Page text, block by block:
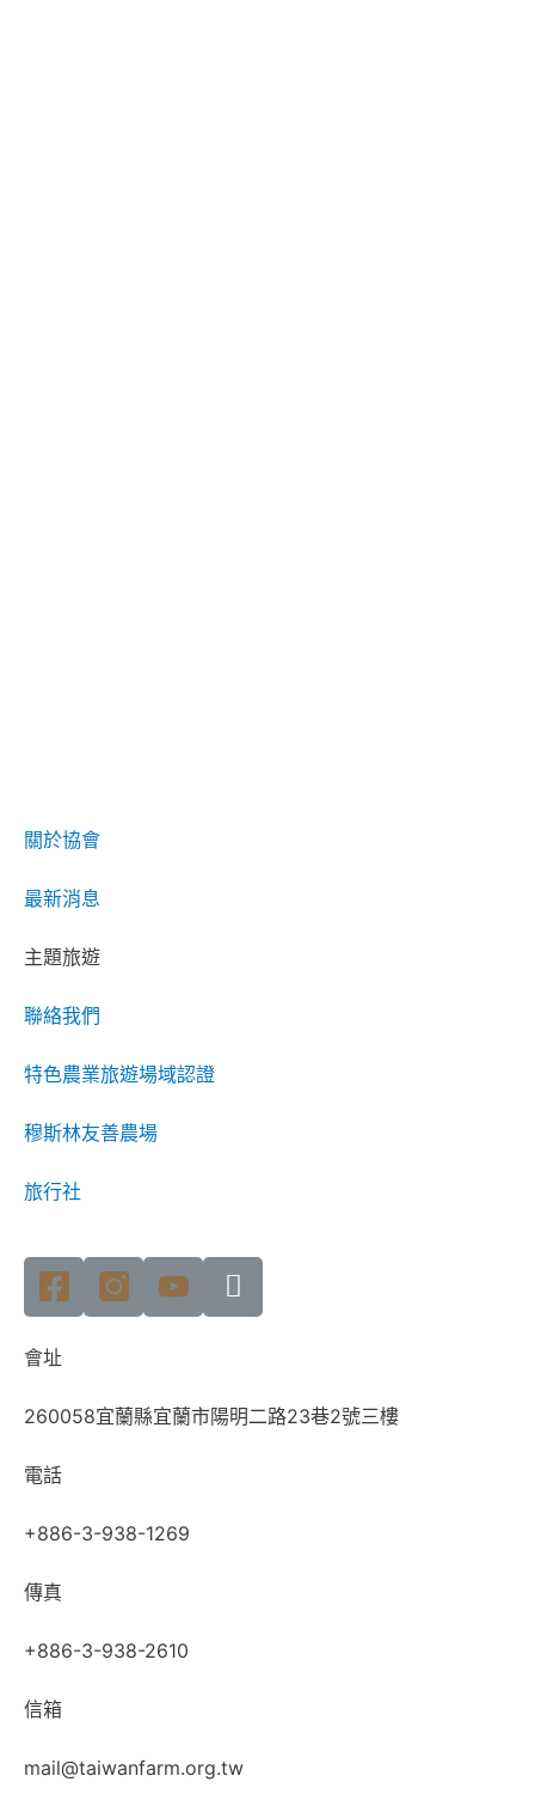
關於協會
最新消息
主題旅遊
聯絡我們
特色農業旅遊場域認證
穆斯林友善農場
旅行社
會址
260058宜蘭縣宜蘭市陽明二路23巷2號三樓
電話
+886-3-938-1269
傳真
+886-3-938-2610
信箱
mail@taiwanfarm.org.tw